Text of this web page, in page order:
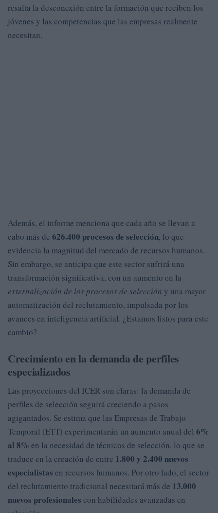
resalta la desconexión entre la formación que reciben los
jóvenes y las competencias que las empresas realmente
necesitan.
Además, el informe menciona que cada año se llevan a
cabo más de 626.400 procesos de selección, lo que
evidencia la magnitud del mercado de recursos humanos.
Sin embargo, se anticipa que este sector sufrirá una
transformación significativa, con un aumento en la
externalización de los procesos de selección y una mayor
automatización del reclutamiento, impulsada por los
avances en inteligencia artificial. ¿Estamos listos para este
cambio?
Crecimiento en la demanda de perfiles
especializados
Las proyecciones del ICER son claras: la demanda de
perfiles de selección seguirá creciendo a pasos
agigantados. Se estima que las Empresas de Trabajo
Temporal (ETT) experimentarán un aumento anual del 6%
al 8% en la necesidad de técnicos de selección, lo que se
traduce en la creación de entre 1.800 y 2.400 nuevos
especialistas en recursos humanos. Por otro lado, el sector
del reclutamiento tradicional necesitará más de 13.000
nuevos profesionales con habilidades avanzadas en